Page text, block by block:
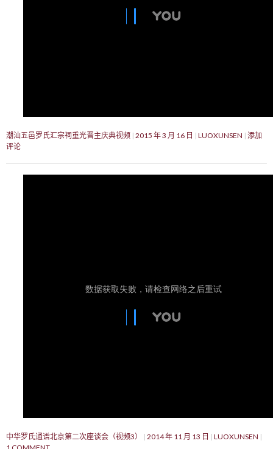
潮汕五邑罗氏汇宗祠重光晋主庆典视频 2015 年 3 月 16 日 LUOXUNSEN 添加
评论
中华罗氏通谱北京第二次座谈会（视频3） 2014 年 11 月 13 日
LUOXUNSEN